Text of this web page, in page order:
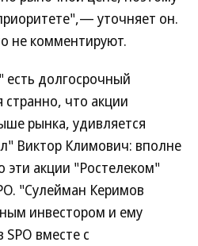
уточняет он.
не комментируют.
есть долгосрочный
странно, что акции
рынка, удивляется
Виктор Климович: вполне
акции "Ростелеком"
"Сулейман Керимов
инвестором и ему
вместе с